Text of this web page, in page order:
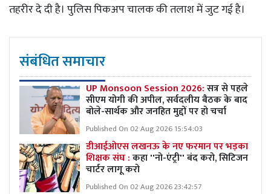
तहरीर दे दी है। पुलिस पिकअप चालक की तलाश में जुट गई है।
संबंधित समाचार
UP Monsoon Session 2026:सत्र से पहले
सीएम योगी की अपील, सर्वदलीय बैठक के बाद
बोले-सार्थक और जनहित मुद्दों पर हो चर्चा
Published On 02 Aug 2026 15:54:03
डीआईओएस लखनऊ के नए फरमान पर भड़का
शिक्षक संघ :कहा ''नो-एंट्री'' बंद करो, सिटिजन
चार्टर लागू करो
Published On 02 Aug 2026 23:42:57